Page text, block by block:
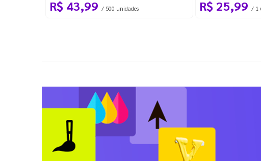
R$ 43,99 / 500 unidades R$ 25,99 / 1